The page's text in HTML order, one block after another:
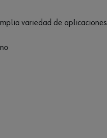
variedad de aplicaciones